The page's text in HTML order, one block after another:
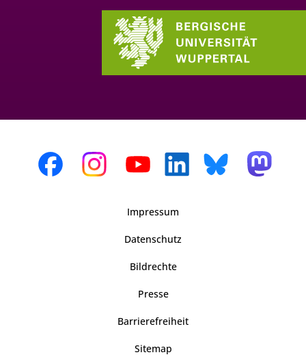
Impressum
Datenschutz
Bildrechte
Presse
Barrierefreiheit
Sitemap